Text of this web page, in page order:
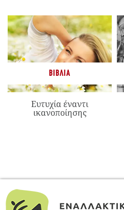
ΒΙΒΛΊΑ
Ευτυχία έναντι
ικανοποίησης